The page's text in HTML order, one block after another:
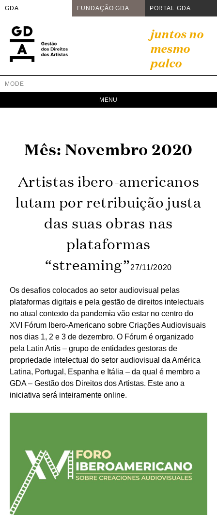
GDA FUNDAÇÃO GDA PORTAL GDA
content
juntos no
mesmo
palco
GDA
Juntos no mesmo palco
MODE
Mês: Novembro 2020
Artistas ibero-americanos
lutam por retribuição justa
das suas obras nas
plataformas
“streaming”27/11/2020
Os desafios colocados ao setor audiovisual pelas
plataformas digitais e pela gestão de direitos intelectuais
no atual contexto da pandemia vão estar no centro do
XVI Fórum Ibero-Americano sobre Criações Audiovisuais
nos dias 1, 2 e 3 de dezembro. O Fórum é organizado
pela Latin Artis – grupo de entidades gestoras de
propriedade intelectual do setor audiovisual da América
Latina, Portugal, Espanha e Itália – da qual é membro a
GDA – Gestão dos Direitos dos Artistas. Este ano a
iniciativa será inteiramente online.